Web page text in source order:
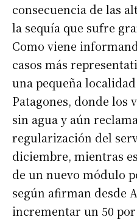
consecuencia de las
la sequía que sufre
Como viene
casos más
una pequeña
Patagones, donde los
sin agua y aún
regularización del
diciembre, mientras
de un nuevo módulo
según afirman desde
incrementar un 50